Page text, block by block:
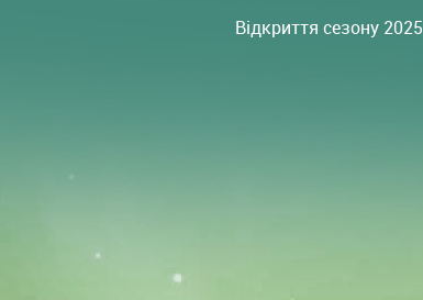
Відкриття сезону 2025